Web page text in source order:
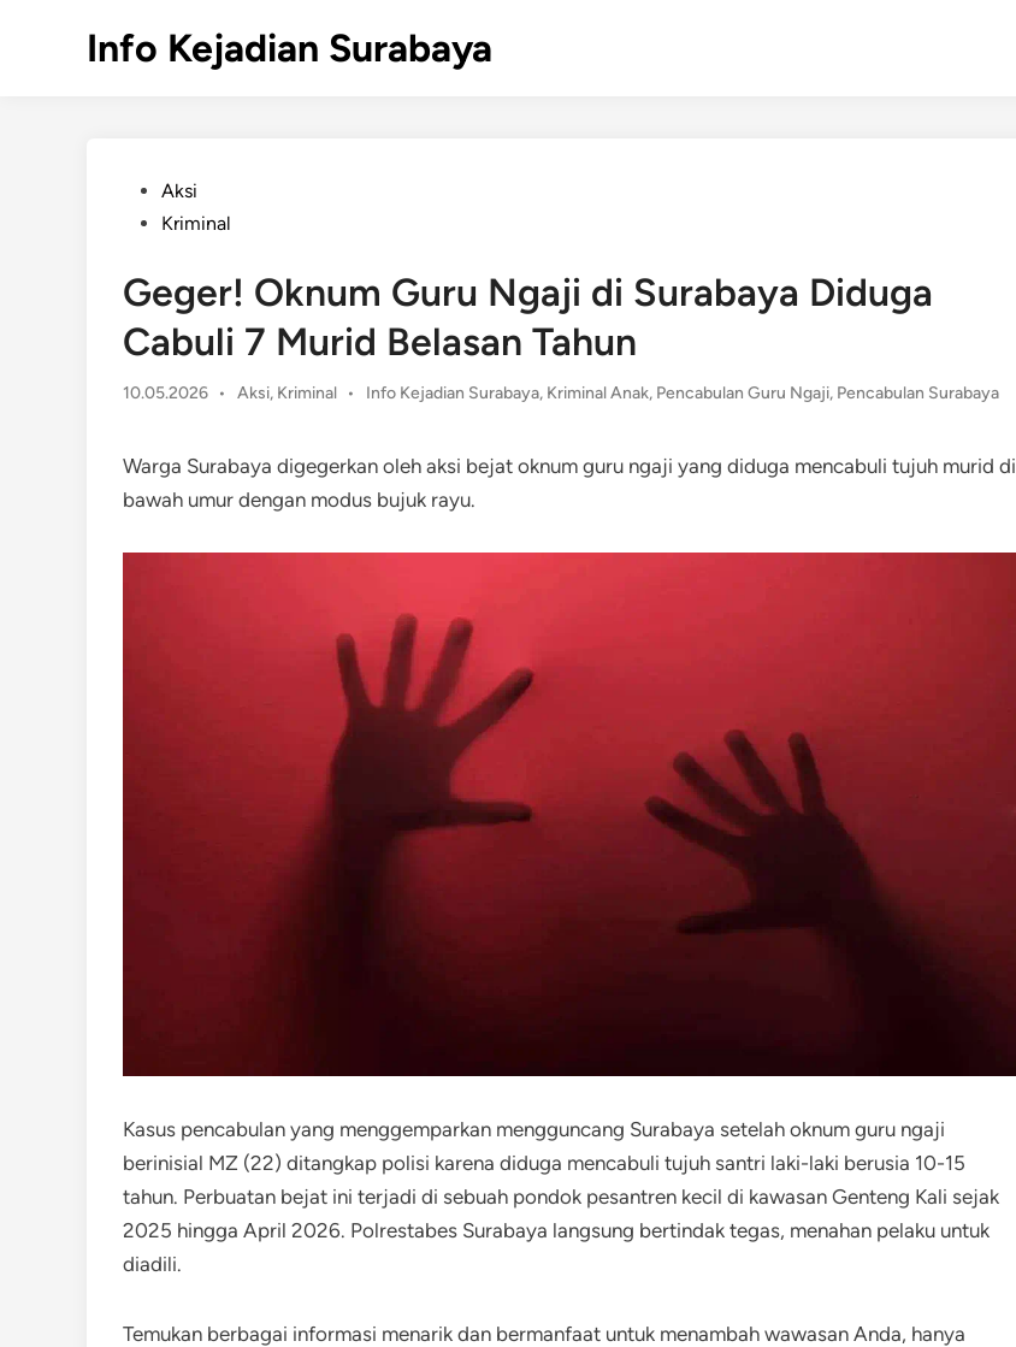
Info Kejadian Surabaya
PostedAksi
Kriminal
Geger! Oknum Guru Ngaji di Surabaya Diduga
Cabuli 7 Murid Belasan Tahun
10.05.2026 •
Posted
Aksi, Kriminal • Info Kejadian Surabaya, Kriminal Anak, Pencabulan Guru Ngaji, Pencabulan Surabaya
Warga Surabaya digegerkan oleh aksi bejat oknum guru ngaji yang diduga mencabuli tujuh murid di
bawah umur dengan modus bujuk rayu.
Kasus pencabulan yang menggemparkan mengguncang Surabaya setelah oknum guru ngaji
berinisial MZ (22) ditangkap polisi karena diduga mencabuli tujuh santri laki-laki berusia 10-15
tahun. Perbuatan bejat ini terjadi di sebuah pondok pesantren kecil di kawasan Genteng Kali sejak
2025 hingga April 2026. Polrestabes Surabaya langsung bertindak tegas, menahan pelaku untuk
diadili.
Temukan berbagai informasi menarik dan bermanfaat untuk menambah wawasan Anda, hanya